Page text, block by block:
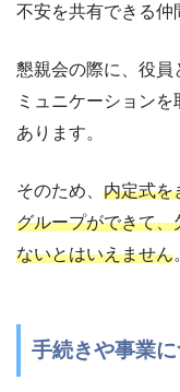
不安を共有できる仲
懇親会の際に、役員
ミュニケーション
あります。
そのため、 内定式を
グループができて、
ないとはいえません
手続きや事業